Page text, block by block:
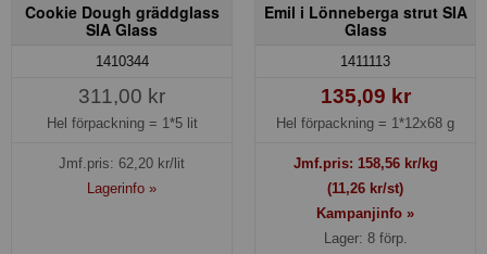
Cookie Dough gräddglass
SIA Glass
1410344
311,00 kr
Hel förpackning = 1*5 lit
Jmf.pris: 62,20 kr/lit
Lagerinfo »
Emil i Lönneberga strut SIA
Glass
1411113
135,09 kr
Hel förpackning = 1*12x68 g
Jmf.pris: 158,56kr/kg
(11,26 kr/st)
Kampanjinfo »
Lager: 8 förp.